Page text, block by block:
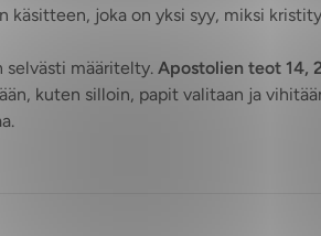
joka on yksi syy, miksi
selvästi määritelty. Apostolien teot 14,
kuten silloin, papit valitaan ja